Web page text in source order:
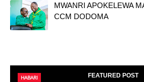
MWANRI APOKELEWA
CCM DODOMA
FEATURED POST
HABARI